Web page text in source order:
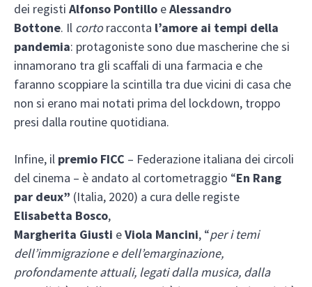
dei registi Alfonso Pontillo eAlessandro
Bottone. Il cortoracconta l’amore ai tempi della
pandemia: protagoniste sono due mascherine che si
innamorano tra gli scaffali di una farmacia e che
faranno scoppiare la scintilla tra due vicini di casa che
non si erano mai notati prima del lockdown, troppo
presi dalla routine quotidiana.
Infine, il premio FICC – Federazione italiana dei circoli
del cinema – è andato al cortometraggio “En Rang
par deux” (Italia, 2020) a cura delle registe
Elisabetta Bosco,
Margherita Giusti eViola Mancini, “per i temi
dell’immigrazione e dell’emarginazione,
profondamente attuali, legati dalla musica, dalla